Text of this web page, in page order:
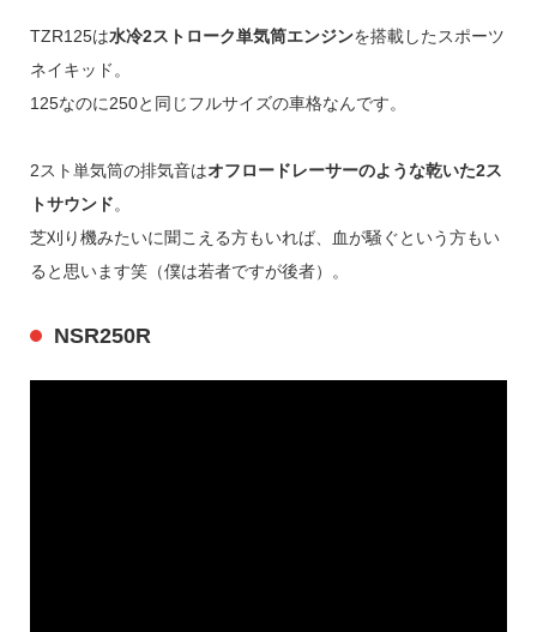
TZR125は水冷2ストローク単気筒エンジンを搭載したスポーツ
ネイキッド。
125なのに250と同じフルサイズの車格なんです。
2スト単気筒の排気音はオフロードレーサーのような乾いた2ス
トサウンド。
芝刈り機みたいに聞こえる方もいれば、血が騒ぐという方もい
ると思います笑（僕は若者ですが後者）。
NSR250R